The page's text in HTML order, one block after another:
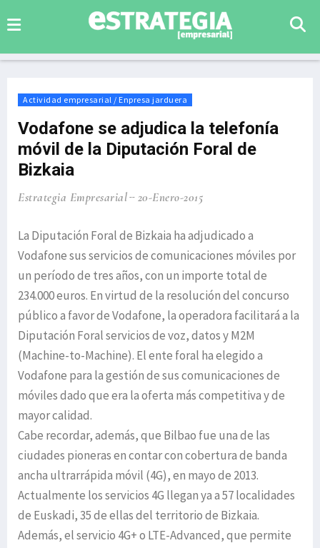
Actividad empresarial / Enpresa jarduera
Vodafone se adjudica la telefonía
móvil de la Diputación Foral de
Bizkaia
Estrategia Empresarial 20-Enero-2015
La Diputación Foral de Bizkaia ha adjudicado a
Vodafone sus servicios de comunicaciones móviles por
un período de tres años, con un importe total de
234.000 euros. En virtud de la resolución del concurso
público a favor de Vodafone, la operadora facilitará a la
Diputación Foral servicios de voz, datos y M2M
(Machine-to-Machine). El ente foral ha elegido a
Vodafone para la gestión de sus comunicaciones de
móviles dado que era la oferta más competitiva y de
mayor calidad.
Cabe recordar, además, que Bilbao fue una de las
ciudades pioneras en contar con cobertura de banda
ancha ultrarrápida móvil (4G), en mayo de 2013.
Actualmente los servicios 4G llegan ya a 57 localidades
de Euskadi, 35 de ellas del territorio de Bizkaia.
Además, el servicio 4G+ o LTE-Advanced, que permite